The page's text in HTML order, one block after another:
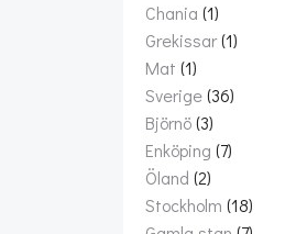
Chania (1)
Grekissar(1)
Mat (1)
Sverige(36)
Björnö(3)
Enköping (7)
Öland (2)
Stockholm (18)